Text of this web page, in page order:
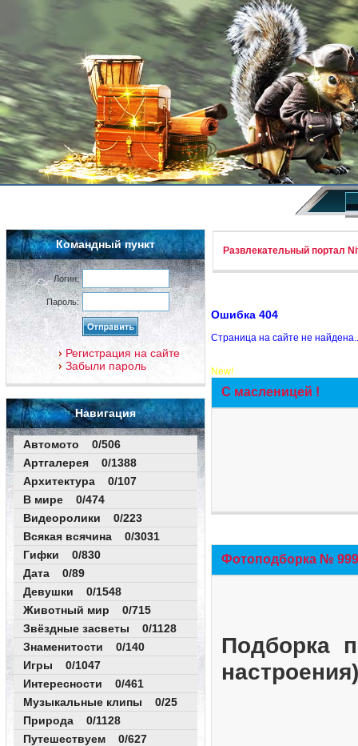
Командный пункт
Логин:
Пароль:
Регистрация на сайте
Забыли пароль
Навигация
Автомото 0/506
Артгалерея 0/1388
Архитектура 0/107
В мире 0/474
Видеоролики 0/223
Всякая всячина 0/3031
Гифки 0/830
Дата 0/89
Девушки 0/1548
Животный мир 0/715
Звёздные засветы 0/1128
Знаменитости 0/140
Игры 0/1047
Интересности 0/461
Музыкальные клипы 0/25
Природа 0/1128
Путешествуем 0/627
Развлекательный портал
Ошибка 404
Страница на сайте не
New!
С масленицей !
Фотоподборка №
Подборка